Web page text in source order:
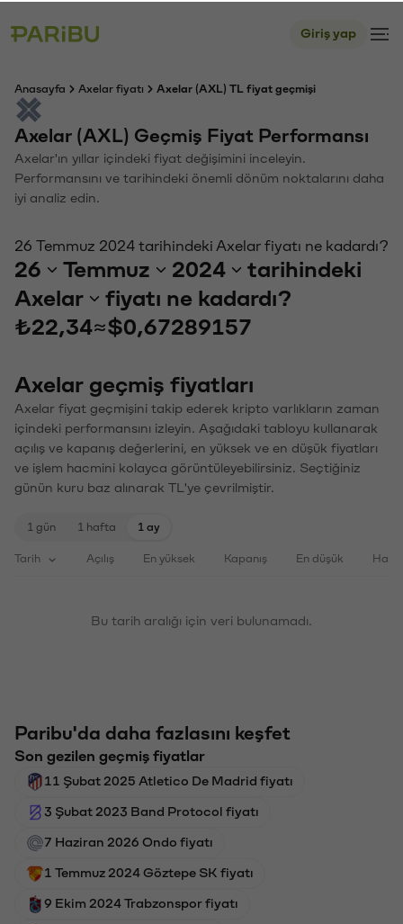
Giriş yap
Anasayfa Axelar fiyatı Axelar (AXL) TL fiyat geçmişi
Axelar (AXL) Geçmiş Fiyat Performansı
Axelar'ın yıllar içindeki fiyat değişimini inceleyin.
Performansını ve tarihindeki önemli dönüm noktalarını daha
iyi analiz edin.
26 Temmuz 2024 tarihindeki Axelar fiyatı ne kadardı?
26 Temmuz 2024
tarihindeki
Axelar
fiyatı ne kadardı?
₺22,34≈$0,67289157
Axelar geçmiş fiyatları
Axelar fiyat geçmişini takip ederek kripto varlıkların zaman
içindeki performansını izleyin. Aşağıdaki tabloyu kullanarak
açılış ve kapanış değerlerini, en yüksek ve en düşük fiyatları
ve işlem hacmini kolayca görüntüleyebilirsiniz. Seçtiğiniz
günün kuru baz alınarak TL'ye çevrilmiştir.
1 gün 1 hafta 1 ay
Tarih Açılış En yüksek Kapanış En düşük
Bu tarih aralığı için veri bulunamadı.
Paribu'da daha fazlasını keşfet
Son gezilen geçmiş fiyatlar
11 Şubat 2025 Atletico De Madrid fiyatı
3 Şubat 2023 Band Protocol fiyatı
7 Haziran 2026 Ondo fiyatı
1 Temmuz 2024 Göztepe SK fiyatı
9 Ekim 2024 Trabzonspor fiyatı